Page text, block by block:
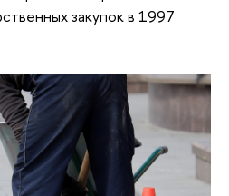
закупок в 1997